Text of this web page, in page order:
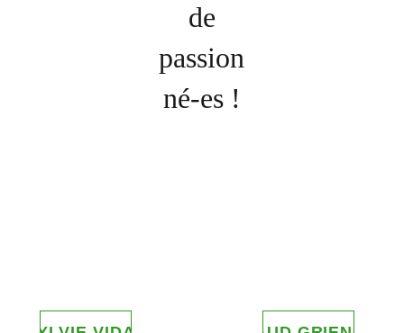
de
passion
né-es !